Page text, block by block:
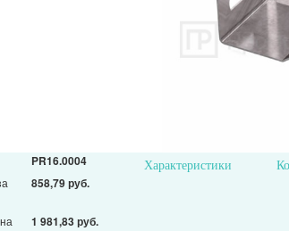
PR16.0004
858,79 руб.
1 981,83 руб.
Характеристики